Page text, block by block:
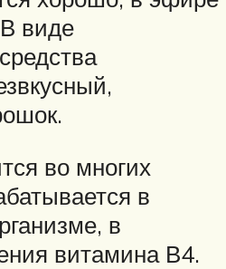
виде
во многих
в
в
витамина В4.